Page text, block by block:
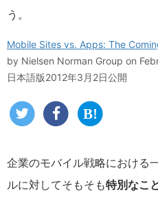
う。
Mobile Sites vs. Apps: The
by Nielsen Norman Group on
日本語版2012年3月2日公開
企業のモバイル戦略における
ルに対してそもそも特別なこ